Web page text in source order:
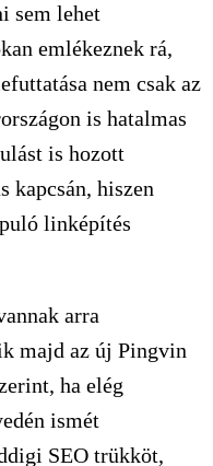
sem lehet
emlékeznek rá,
nem csak az
is hatalmas
is hozott
kapcsán, hiszen
linképítés
arra
majd az új Pingvin
ha elég
ismét
SEO trükköt,